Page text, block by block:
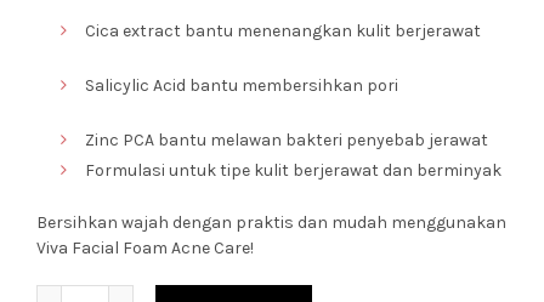
Cica extract bantu menenangkan kulit berjerawat
Salicylic Acid bantu membersihkan pori
Zinc PCA bantu melawan bakteri penyebab jerawat
Formulasi untuk tipe kulit berjerawat dan berminyak
Bersihkan wajah dengan praktis dan mudah menggunakan
Viva Facial Foam Acne Care!
Quantity